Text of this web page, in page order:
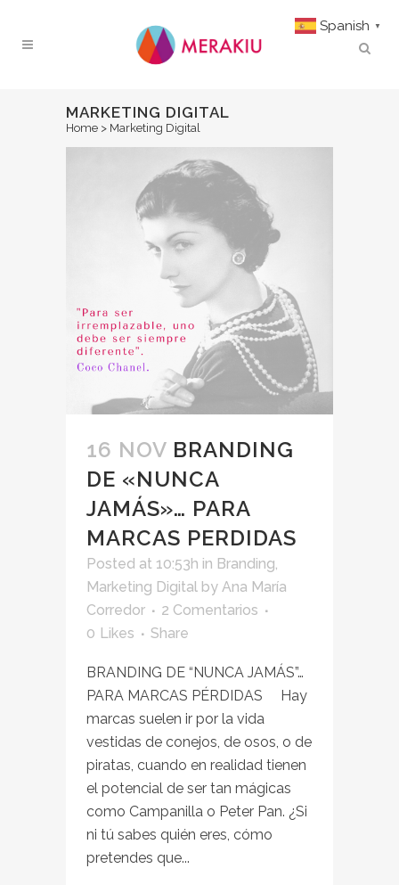
MARKETING DIGITAL
Home > Marketing Digital
16 NOV BRANDING
DE «NUNCA
JAMÁS»… PARA
MARCAS PERDIDAS
Posted at 10:53h in Branding,
Marketing Digital by Ana María
Corredor
2 Comentarios
0 Likes Share
BRANDING DE “NUNCA JAMÁS”…
PARA MARCAS PÉRDIDAS Hay
marcas suelen ir por la vida
vestidas de conejos, de osos, o de
piratas, cuando en realidad tienen
el potencial de ser tan mágicas
como Campanilla o Peter Pan. ¿Si
ni tú sabes quién eres, cómo
pretendes que...
Spanish ▼